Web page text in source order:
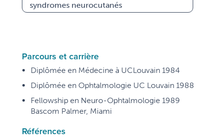
syndromes neurocutanés
Parcours et carrière
Diplômée en Médecine à UCLouvain 1984
Diplômée en Ophtalmologie UC Louvain 1988
Fellowship en Neuro-Ophtalmologie 1989
Bascom Palmer, Miami
Références